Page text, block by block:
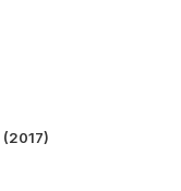
(2017)